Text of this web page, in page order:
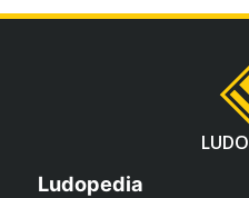
LUDO
Ludopedia